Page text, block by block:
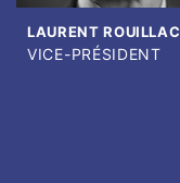
LAURENT ROUILLAC
VICE-PRÉSIDENT